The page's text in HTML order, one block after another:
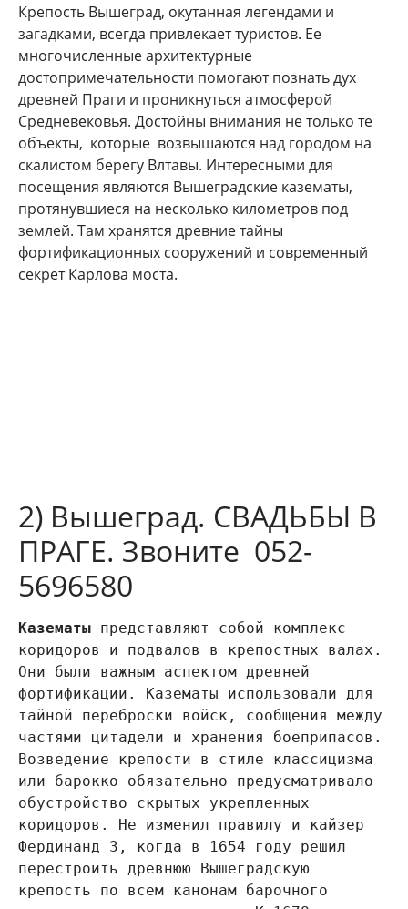
Крепость Вышеград, окутанная легендами и
загадками, всегда привлекает туристов. Ее
многочисленные архитектурные
достопримечательности помогают познать дух
древней Праги и проникнуться атмосферой
Средневековья. Достойны внимания не только те
объекты, которые возвышаются над городом на
скалистом берегу Влтавы. Интересными для
посещения являются Вышеградские казематы,
протянувшиеся на несколько километров под
землей. Там хранятся древние тайны
фортификационных сооружений и современный
секрет Карлова моста.
2) Вышеград. СВАДЬБЫ В
ПРАГЕ. Звоните 052-
5696580
Казематы представляют собой комплекс
коридоров и подвалов в крепостных валах.
Они были важным аспектом древней
фортификации. Казематы использовали для
тайной переброски войск, сообщения между
частями цитадели и хранения боеприпасов.
Возведение крепости в стиле классицизма
или барокко обязательно предусматривало
обустройство скрытых укрепленных
коридоров. Не изменил правилу и кайзер
Фердинанд 3, когда в 1654 году решил
перестроить древнюю Вышеградскую
крепость по всем канонам барочного